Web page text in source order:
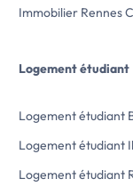
Immobilier Rennes
Logement étudiant
Logement étudiant
Logement étudiant
Logement étudiant